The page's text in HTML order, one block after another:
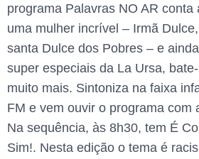
programa Palavras NO AR conta
uma mulher incrível – Irmã
santa Dulce dos Pobres – e
super especiais da La Ursa,
muito mais. Sintoniza na faixa
FM e vem ouvir o programa com
Na sequência, às 8h30, tem É
Sim!. Nesta edição o tema é